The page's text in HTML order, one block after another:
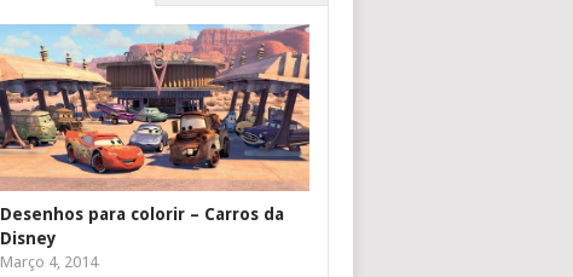
Desenhos para colorir – Carros da
Disney
Março 4, 2014